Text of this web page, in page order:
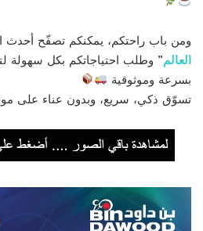
ومن باب راحتكم، يمكنكم تصفّح أحدث
العالم” وطلب احتياجاتكم بكل سهولة
بسرعة وموثوقية
تسوّق ذكي، سريع، وبدون عناء على